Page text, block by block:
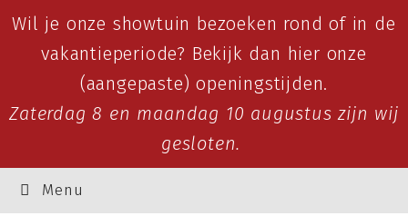
Wil je onze showtuin bezoeken rond of in de
vakantieperiode? Bekijk dan hier onze
(aangepaste) openingstijden.
Zaterdag 8 en maandag 10 augustus zijn wij
gesloten.
Menu